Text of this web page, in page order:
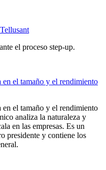
el proceso step-up.
en el tamaño y el rendimiento
en el tamaño y el rendimiento
analiza la naturaleza y
en las empresas. Es un
presidente y contiene los